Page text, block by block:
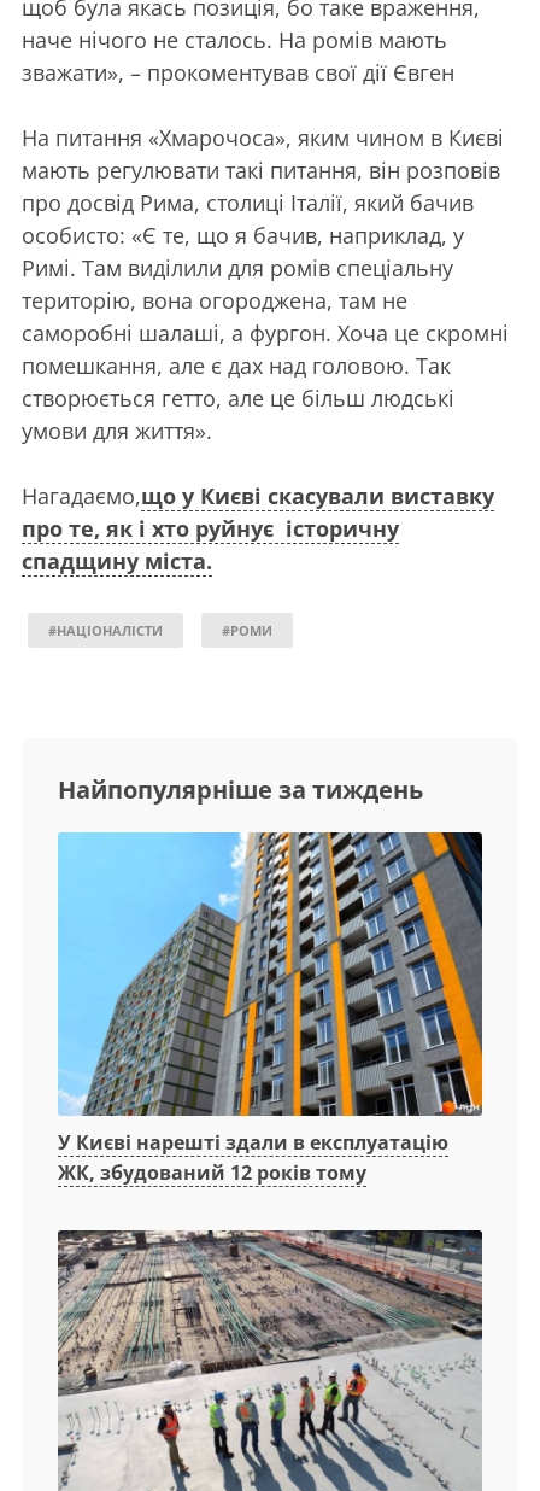
щоб була якась позиція, бо таке враження,
наче нічого не сталось. На ромів мають
зважати», – прокоментував свої дії Євген
На питання «Хмарочоса», яким чином в Києві
мають регулювати такі питання, він розповів
про досвід Рима, столиці Італії, який бачив
особисто: «Є те, що я бачив, наприклад, у
Римі. Там виділили для ромів спеціальну
територію, вона огороджена, там не
саморобні шалаші, а фургон. Хоча це скромні
помешкання, але є дах над головою. Так
створюється гетто, але це більш людські
умови для життя».
Нагадаємо,що у Києві скасували виставку
про те, як і хто руйнує історичну
спадщину міста.
#НАЦІОНАЛІСТИ #РОМИ
Найпопулярніше за тиждень
У Києві нарешті здали в експлуатацію
ЖК, збудований 12 років тому